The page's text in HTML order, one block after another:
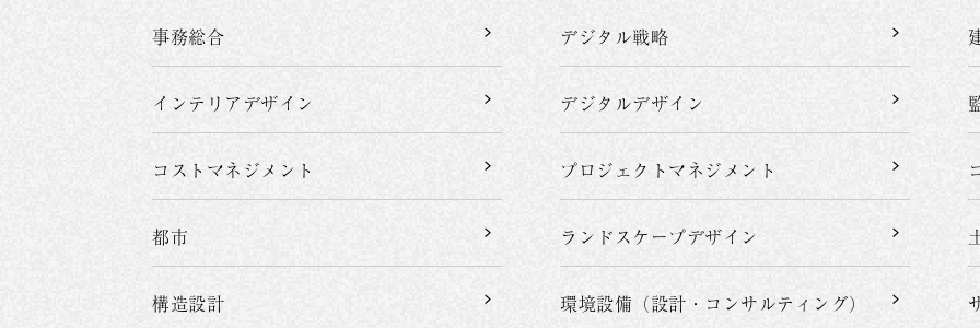
事務総合 デジタル戦略
インテリアデザイン デジタルデザイン
コストマネジメント プロジェクト マネジメント
都市 ランドスケープデザイン
構造設計 環境設備（設計・ コンサルティング）